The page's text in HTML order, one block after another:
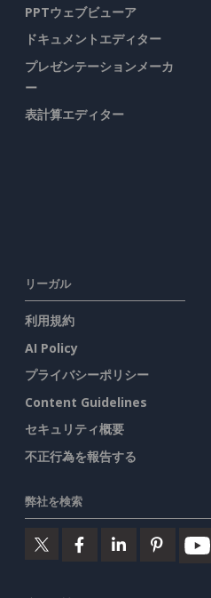
PPTウェブビューア
ドキュメントエディター
プレゼンテーションメーカ
ー
表計算エディター
リーガル
利用規約
AI Policy
プライバシーポリシー
Content Guidelines
セキュリティ概要
不正行為を報告する
弊社を検索